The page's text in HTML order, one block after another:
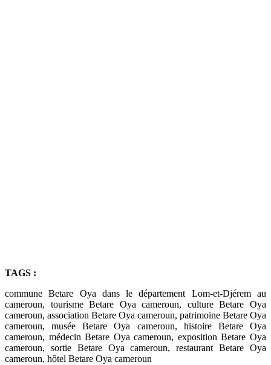
TAGS :
commune Betare Oya dans le département Lom-et-Djérem au
cameroun, tourisme Betare Oya cameroun, culture Betare Oya
cameroun, association Betare Oya cameroun, patrimoine Betare Oya
cameroun, musée Betare Oya cameroun, histoire Betare Oya
cameroun, médecin Betare Oya cameroun, exposition Betare Oya
cameroun, sortie Betare Oya cameroun, restaurant Betare Oya
cameroun, hôtel Betare Oya cameroun